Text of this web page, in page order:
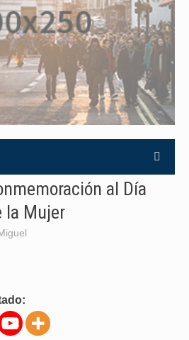
al Día
la Mujer